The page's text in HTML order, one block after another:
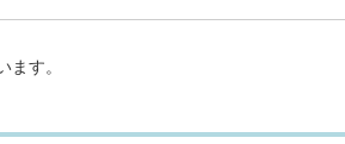
す。